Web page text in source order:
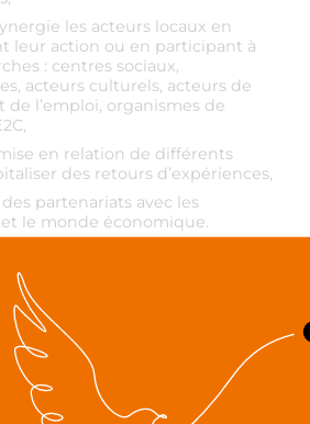
les acteurs locaux en
leur action ou en participant à
: centres sociaux,
acteurs culturels, acteurs de
de l’emploi, organismes de
en relation de différents
des retours d’expériences,
partenariats avec les
le monde économique.
démarches